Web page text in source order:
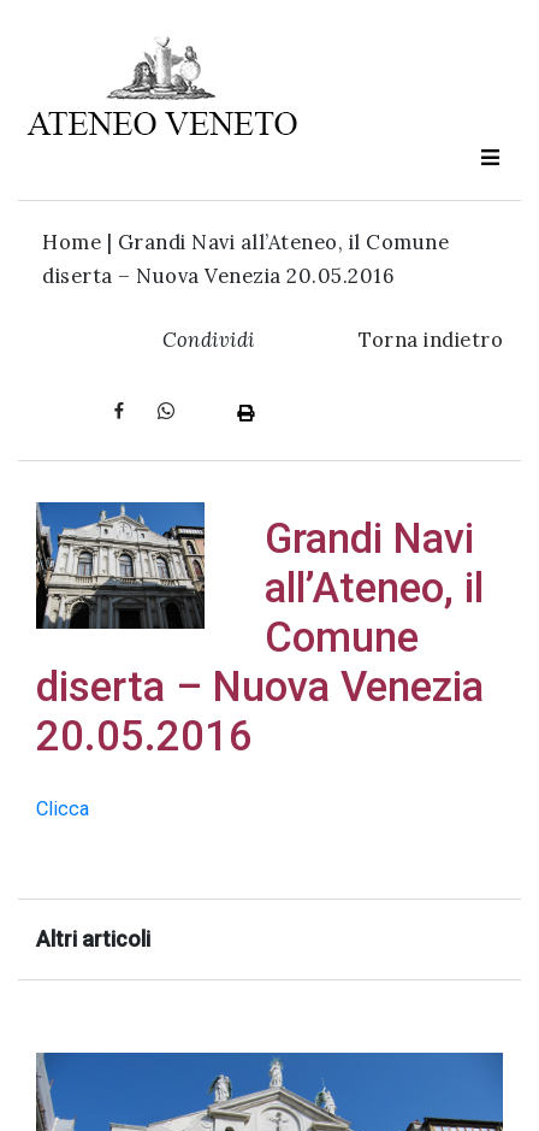
Home | Grandi Navi all’Ateneo, il Comune
diserta – Nuova Venezia 20.05.2016
Condividi Torna indietro
Grandi Navi
all’Ateneo, il
Comune
diserta – Nuova Venezia
20.05.2016
Clicca
Altri articoli
Ateneo
è
cultura
Acconsento
all'uso dei
miei dati
accordo
196/03
avvenuta con
successo!